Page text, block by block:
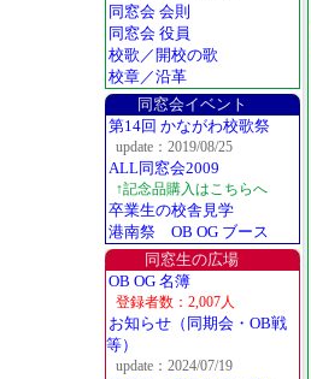
同窓会 会則
同窓会 役員
校歌／開校の歌
校章／沿革
同窓会イベント
第14回 かながわ校歌祭
update：2019/08/25
ALL同窓会2009
↑記念品購入はこちらへ
卒業生の校舎見学
港南祭 OB OG ブース
同窓生の広場
OB OG 名簿
登録者数：2,007人
お知らせ（同期会・OB戦
等）
update：2024/07/19